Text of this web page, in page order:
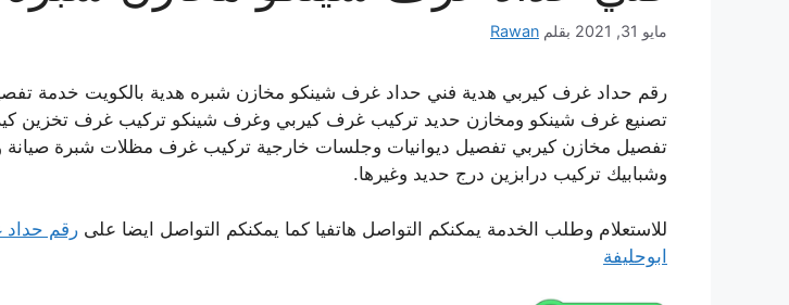
مايو 31, 2021 بقلم Rawan
رقم حداد غرف كيربي هدية فني حداد غرف شينكو مخازن شبره هدية بالكويت خدمة
تصنيع غرف شينكو ومخازن حديد تركيب غرف كيربي وغرف شينكو تركيب غرف تخزين
تفصيل مخازن كيربي تفصيل ديوانيات وجلسات خارجية تركيب غرف مظلات شبرة صيانة
وشبابيك تركيب درابزين درج حديد وغيرها.
للاستعلام وطلب الخدمة يمكنكم التواصل هاتفيا كما يمكنكم التواصل ايضا على رقم
ابوحليفة